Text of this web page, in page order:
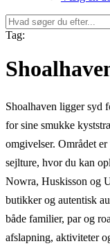
Tag:
Shoalhaven ligger syd
for sine smukke
omgivelser. Området
sejlture, hvor du kan
Nowra, Huskisson og
butikker og autentisk
både familier, par og
afslapning, aktiviteter